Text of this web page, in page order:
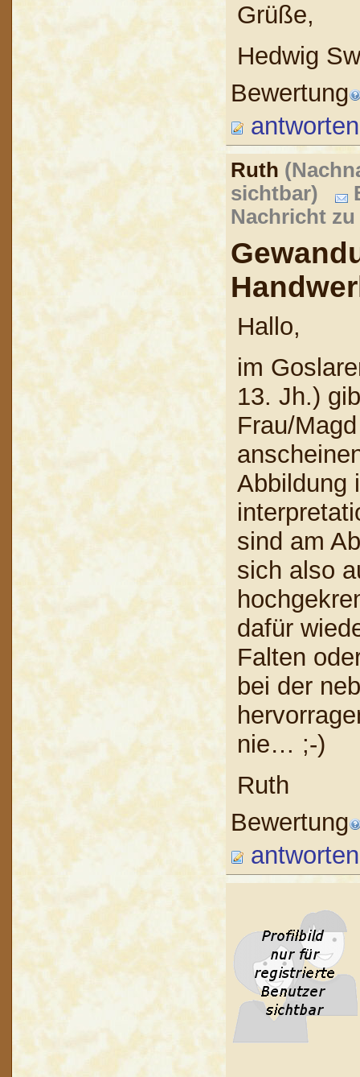
Grüße,
Hedwig
Bewertung
antworten
Ruth
sichtbar)
Nachricht
Hallo,
im
13. Jh.)
Frau/
Abbildung
sind am
sich also
dafür
Falten
bei der
nie… ;-)
Ruth
Bewertung
antworten